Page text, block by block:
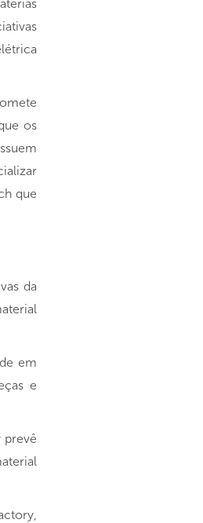
os
que
da
em
e
prevê